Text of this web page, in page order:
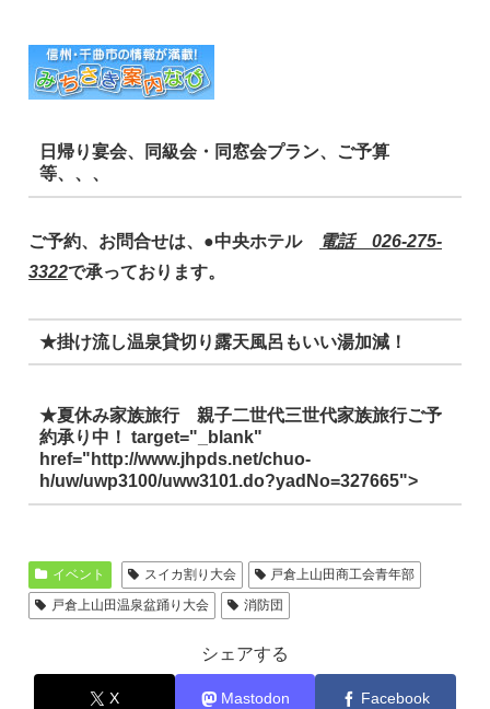
日帰り宴会、同級会・同窓会プラン、ご予算
等、、、
ご予約、お問合せは、●中央ホテル
電話 026-275-
3322で承っております。
★掛け流し温泉貸切り露天風呂もいい湯加減！
★夏休み家族旅行 親子二世代三世代家族旅行ご予
約承り中！ target="_blank"
href="http://www.jhpds.net/chuo-
h/uw/uwp3100/uww3101.do?yadNo=327665">
イベント スイカ割り大会
戸倉上山田商工会青年部
戸倉上山田温泉盆踊り大会
消防団
シェアする
X Mastodon Facebook